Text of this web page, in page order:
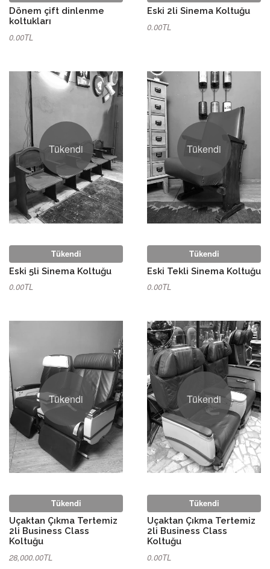
Dönem çift dinlenme
koltukları
0.00TL
Eski 2li Sinema Koltuğu
0.00TL
Tükendi
Tükendi
Eski 5li Sinema Koltuğu
0.00TL
Tükendi
Tükendi
Eski Tekli Sinema Koltuğu
0.00TL
Tükendi
Tükendi
Uçaktan Çıkma Tertemiz
2li Business Class
Koltuğu
28,000.00TL
Tükendi
Tükendi
Uçaktan Çıkma Tertemiz
2li Business Class
Koltuğu
0.00TL